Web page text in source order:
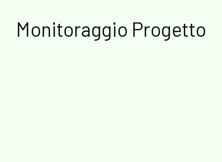
Monitoraggio Progetto